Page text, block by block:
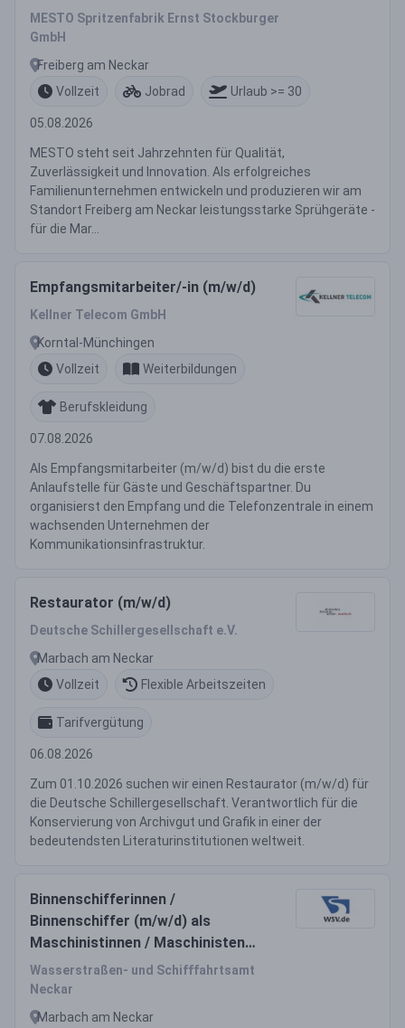
MESTO Spritzenfabrik Ernst Stockburger
GmbH
Freiberg am Neckar
Vollzeit
Jobrad Urlaub >= 30
05.08.2026
MESTO steht seit Jahrzehnten für Qualität,
Zuverlässigkeit und Innovation. Als erfolgreiches
Familienunternehmen entwickeln und produzieren wir am
Standort Freiberg am Neckar leistungsstarke Sprühgeräte -
für die Mar...
Empfangsmitarbeiter/-in (m/w/d)
Kellner Telecom GmbH
Korntal-Münchingen
Vollzeit
Weiterbildungen
Berufskleidung
07.08.2026
Als Empfangsmitarbeiter (m/w/d) bist du die erste
Anlaufstelle für Gäste und Geschäftspartner. Du
organisierst den Empfang und die Telefonzentrale in einem
wachsenden Unternehmen der
Kommunikationsinfrastruktur.
Restaurator (m/w/d)
Deutsche Schillergesellschaft e.V.
Marbach am Neckar
Vollzeit
Flexible Arbeitszeiten
Tarifvergütung
06.08.2026
Zum 01.10.2026 suchen wir einen Restaurator (m/w/d) für
die Deutsche Schillergesellschaft. Verantwortlich für die
Konservierung von Archivgut und Grafik in einer der
bedeutendsten Literaturinstitutionen weltweit.
Binnenschifferinnen /
Binnenschiffer (m/w/d) als
Maschinistinnen / Maschinisten
(m/w/d)
Wasserstraßen- und Schifffahrtsamt
Neckar
Marbach am Neckar